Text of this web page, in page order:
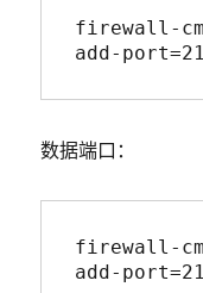
firewall-
add-
数据端口：
firewall-
add-